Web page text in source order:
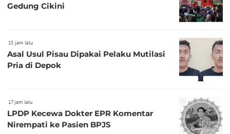
Gedung Cikini
15 jam lalu
Asal Usul Pisau Dipakai Pelaku Mutilasi
Pria di Depok
17 jam lalu
LPDP Kecewa Dokter EPR Komentar
Nirempati ke Pasien BPJS